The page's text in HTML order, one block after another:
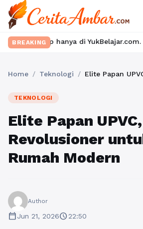
BREAKING
di YukBelajar.com. Mulai
Home / Teknologi /
TEKNOLOGI
Elite Papan
Revolusioner
Rumah Modern
Author
calendar_todayJun 21, 2026schedule22:50